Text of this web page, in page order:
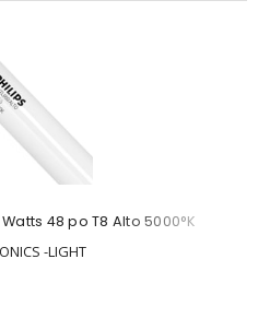
48 po T8 Alto 5000°K
-LIGHT